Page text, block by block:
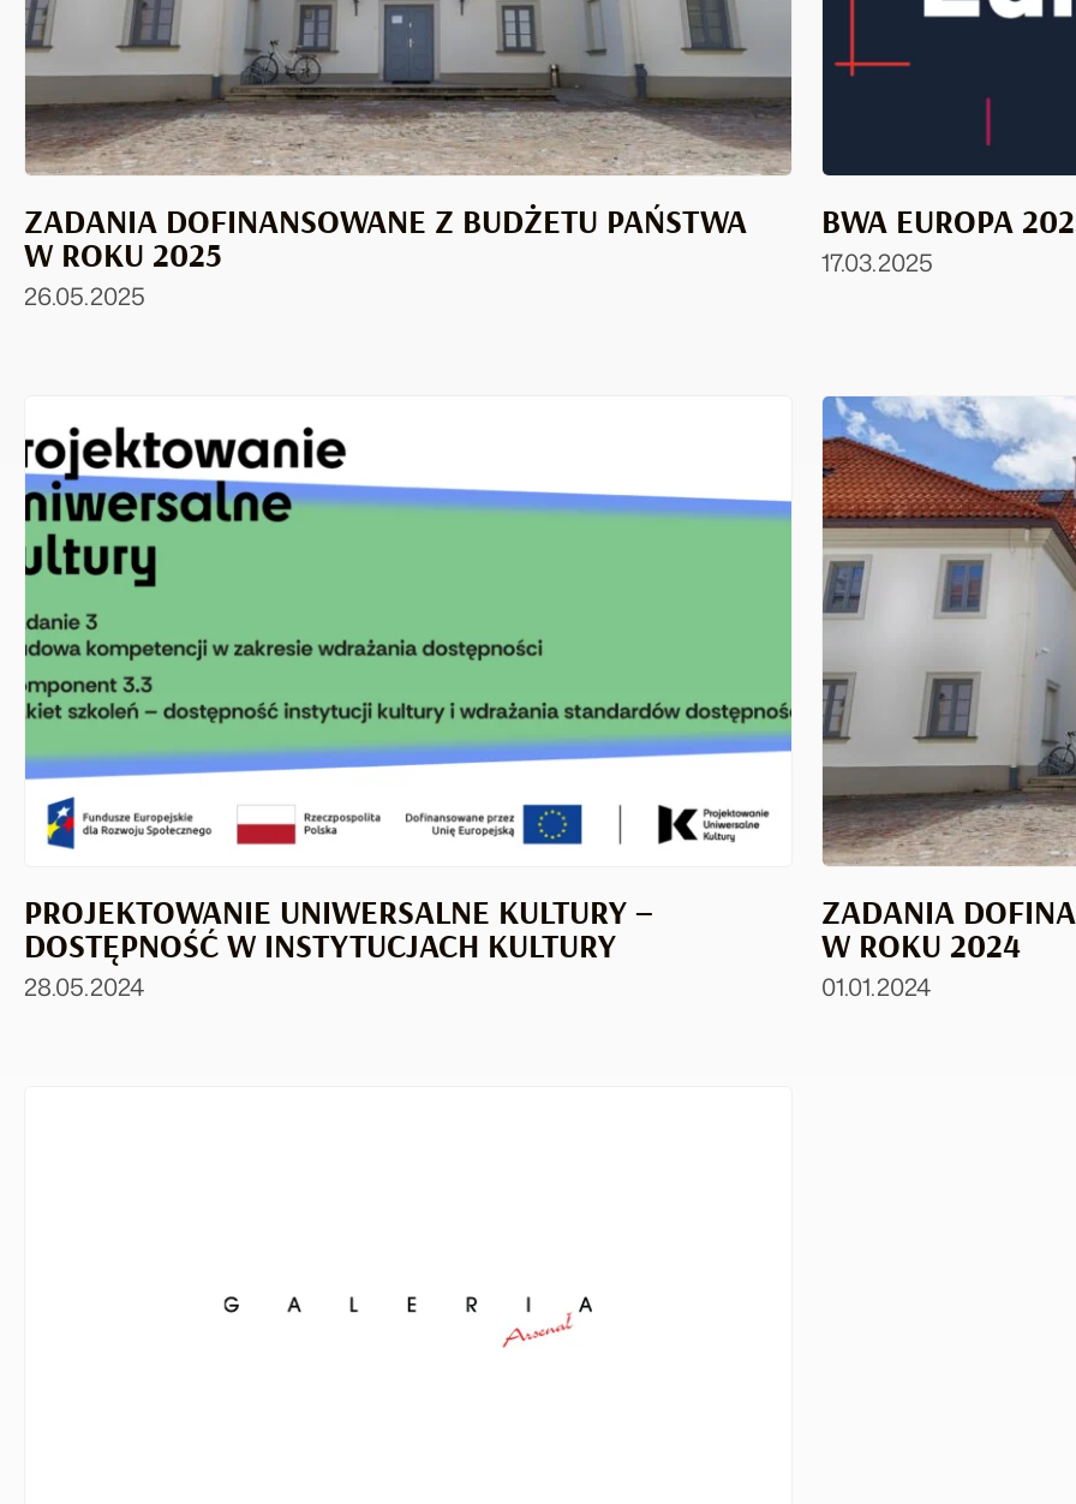
ZADANIA DOFINANSOWANE Z BUDŻETU PAŃSTWA
W ROKU 2025
26.05.2025
BWA EUROPA
17.03.2025
PROJEKTOWANIE UNIWERSALNE KULTURY –
DOSTĘPNOŚĆ W INSTYTUCJACH KULTURY
28.05.2024
ZADANIA
W ROKU 2024
01.01.2024